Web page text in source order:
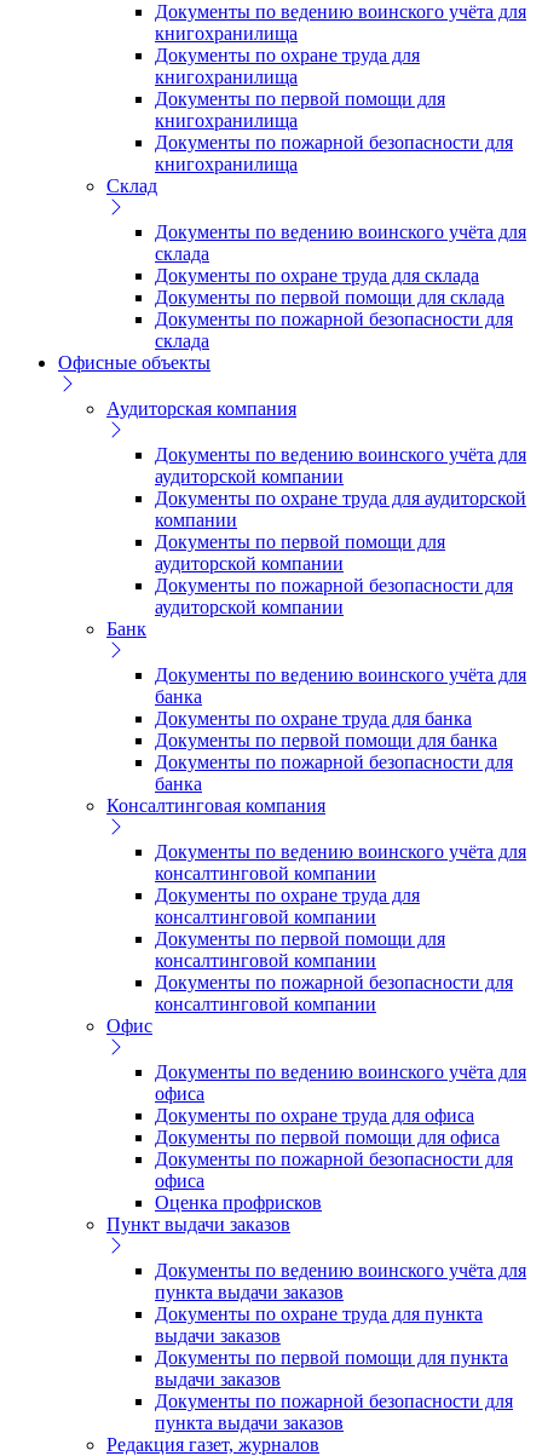
Документы по ведению воинского учёта для
книгохранилища
Документы по охране труда для
книгохранилища
Документы по первой помощи для
книгохранилища
Документы по пожарной безопасности для
книгохранилища
Склад
Документы по ведению воинского учёта для
склада
Документы по охране труда для склада
Документы по первой помощи для склада
Документы по пожарной безопасности для
склада
Офисные объекты
Аудиторская компания
Документы по ведению воинского учёта для
аудиторской компании
Документы по охране труда для аудиторской
компании
Документы по первой помощи для
аудиторской компании
Документы по пожарной безопасности для
аудиторской компании
Банк
Документы по ведению воинского учёта для
банка
Документы по охране труда для банка
Документы по первой помощи для банка
Документы по пожарной безопасности для
банка
Консалтинговая компания
Документы по ведению воинского учёта для
консалтинговой компании
Документы по охране труда для
консалтинговой компании
Документы по первой помощи для
консалтинговой компании
Документы по пожарной безопасности для
консалтинговой компании
Офис
Документы по ведению воинского учёта для
офиса
Документы по охране труда для офиса
Документы по первой помощи для офиса
Документы по пожарной безопасности для
офиса
Оценка профрисков
Пункт выдачи заказов
Документы по ведению воинского учёта для
пункта выдачи заказов
Документы по охране труда для пункта
выдачи заказов
Документы по первой помощи для пункта
выдачи заказов
Документы по пожарной безопасности для
пункта выдачи заказов
Редакция газет, журналов